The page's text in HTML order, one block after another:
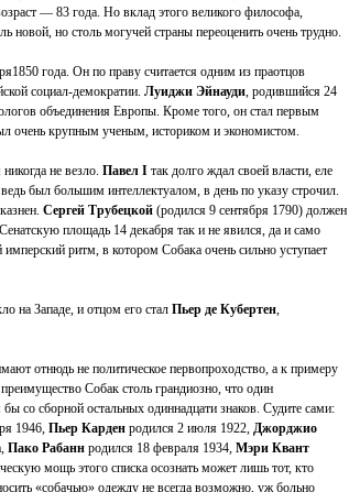
— 83 года. Но вклад этого великого философа,
новой, но столь могучей страны переоценить очень трудно.
года. Он по праву считается одним из праотцов
социал-демократии. Луиджи Эйнауди, родившийся 24
объединения Европы. Кроме того, он стал первым
очень крупным ученым, историком и экономистом.
не везло. Павел I так долго ждал своей власти, еле
был большим интеллектуалом, в день по указу строчил.
Сергей Трубецкой (родился 9 сентября 1790) должен
площадь 14 декабря так и не явился, да и само
ритм, в котором Собака очень сильно уступает
на Западе, и отцом его стал Пьер де Кубертен,
отнюдь не политическое первопроходство, а к примеру
Собак столь грандиозно, что один
со сборной остальных одиннадцати знаков. Судите сами:
1946, Пьер Карден родился 2 июля 1922, Джорджио
Пако Рабанн родился 18 февраля 1934, Мэри Квант
мощь этого списка осознать может лишь тот, кто
«собачью» одежду не всегда возможно, уж больно